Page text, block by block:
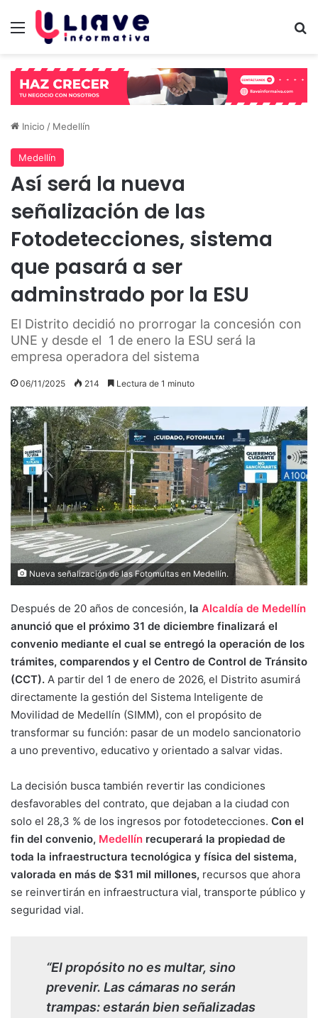
Menú
Inicio / Medellín
Medellín
Así será la nueva
señalización de las
Fotodetecciones, sistema
que pasará a ser
adminstrado por la ESU
El Distrito decidió no prorrogar la concesión con
UNE y desde el 1 de enero la ESU será la
empresa operadora del sistema
06/11/2025 214 Lectura de 1 minuto
Nueva señalización de las Fotomultas en Medellín.
Después de 20 años de concesión, la Alcaldía de Medellín
anunció que el próximo 31 de diciembre finalizará el
convenio mediante el cual se entregó la operación de los
trámites, comparendos y el Centro de Control de Tránsito
(CCT). A partir del 1 de enero de 2026, el Distrito asumirá
directamente la gestión del Sistema Inteligente de
Movilidad de Medellín (SIMM), con el propósito de
transformar su función: pasar de un modelo sancionatorio
a uno preventivo, educativo y orientado a salvar vidas.
La decisión busca también revertir las condiciones
desfavorables del contrato, que dejaban a la ciudad con
solo el 28,3 % de los ingresos por fotodetecciones. Con el
fin del convenio, Medellín recuperará la propiedad de
toda la infraestructura tecnológica y física del sistema,
valorada en más de $31 mil millones, recursos que ahora
se reinvertirán en infraestructura vial, transporte público y
seguridad vial.
“El propósito no es multar, sino
prevenir. Las cámaras no serán
trampas: estarán bien señalizadas